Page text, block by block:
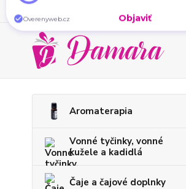
Obchodné podmienky
Aromaterapia
Vonné tyčinky, vonné
kužele a kadidlá
Čaje a čajové doplnky
Chýba vám doma tásprávna
tyčinkyju vytvoria za pár sekúnd.
svoju.
Objaviť
Overenyweb.cz